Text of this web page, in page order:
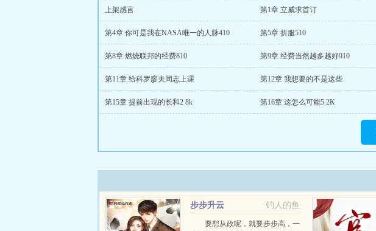
上架感言 第1章 立威求首订
第4章 你可是我在NASA唯一的人脉410 第5章 折服510
第8章 燃烧联邦的经费810 第9章 经费当然越多越好910
第11章 给科罗廖夫同志上课 第12章 我想要的不是这些
第15章 提前出现的长和2 8k 第16章 这怎么可能5 2K
钓人的鱼
步步升云
要想从政呢，就要步步高，一